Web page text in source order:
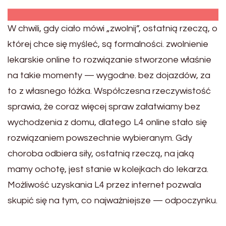
W chwili, gdy ciało mówi „zwolnij”, ostatnią rzeczą, o
której chce się myśleć, są formalności. zwolnienie
lekarskie online to rozwiązanie stworzone właśnie
na takie momenty — wygodne. bez dojazdów, za
to z własnego łóżka. Współczesna rzeczywistość
sprawia, że coraz więcej spraw załatwiamy bez
wychodzenia z domu, dlatego L4 online stało się
rozwiązaniem powszechnie wybieranym. Gdy
choroba odbiera siły, ostatnią rzeczą, na jaką
mamy ochotę, jest stanie w kolejkach do lekarza.
Możliwość uzyskania L4 przez internet pozwala
skupić się na tym, co najważniejsze — odpoczynku.